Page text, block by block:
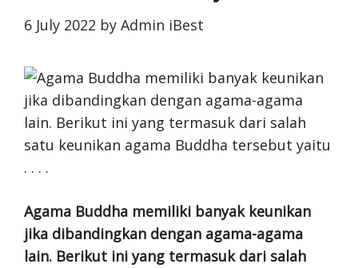
6 July 2022 by Admin iBest
Agama Buddha memiliki banyak keunikan
jika dibandingkan dengan agama-agama
lain. Berikut ini yang termasuk dari salah